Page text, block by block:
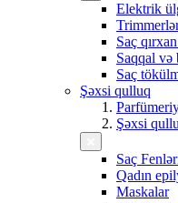
Elektrik
Saç
Saqqal və
Saç
Şəxsi qulluq
Şəxsi
Saç
Qadın
Maskalar